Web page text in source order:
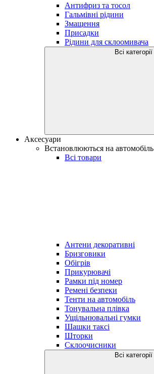
Антифриз та тосол
Гальмівні рідини
Змащення
Присадки
Рідини для склоомивача
Всі категорії
Аксесуари
Встановлюються на автомобіль
Всі товари
Антени декоративні
Бризговики
Обігрів
Прикурювачі
Рамки під номер
Ремені безпеки
Тенти на автомобіль
Тонувальна плівка
Ущільнювальні гумки
Шашки таксі
Шторки
Склоочисники
Всі категорії